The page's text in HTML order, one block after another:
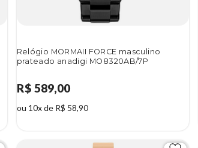
Relógio MORMAII FORCE masculino
prateado anadigi MO8320AB/7P
R$ 589,00
ou 10x de R$ 58,90